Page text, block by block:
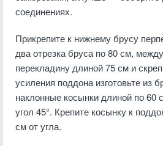
соединениях.
Прикрепите к нижнему брусу
два отрезка бруса по 80 см,
перекладину длиной 75 см и
усиления поддона изготовьте из
наклонные косынки длиной по 60
угол 45°. Крепите косынку к
см от угла.